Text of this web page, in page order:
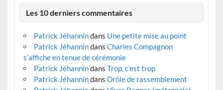
Les 10 derniers commentaires
Patrick Jéhannindans Une petite mise au point
Patrick Jéhannindans Charles Compagnon
s’affiche en tenue de cérémonie
Patrick Jéhannindans Trop, c’est trop
Patrick Jéhannindans Drôle de rassemblement